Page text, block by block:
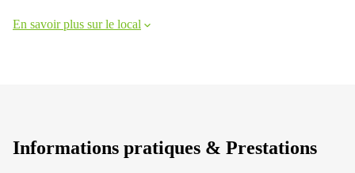
En savoir plus sur le local
Informations pratiques & Prestations